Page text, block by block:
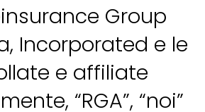
Group
Incorporated e le
e affiliate
“RGA”, “noi”